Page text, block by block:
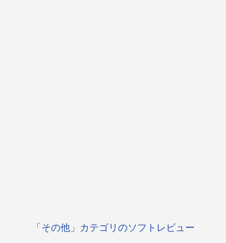
「その他」カテゴリのソフトレビュー